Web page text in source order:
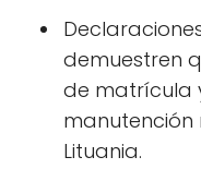
demuestren
de matrícula
manutención
Lituania.